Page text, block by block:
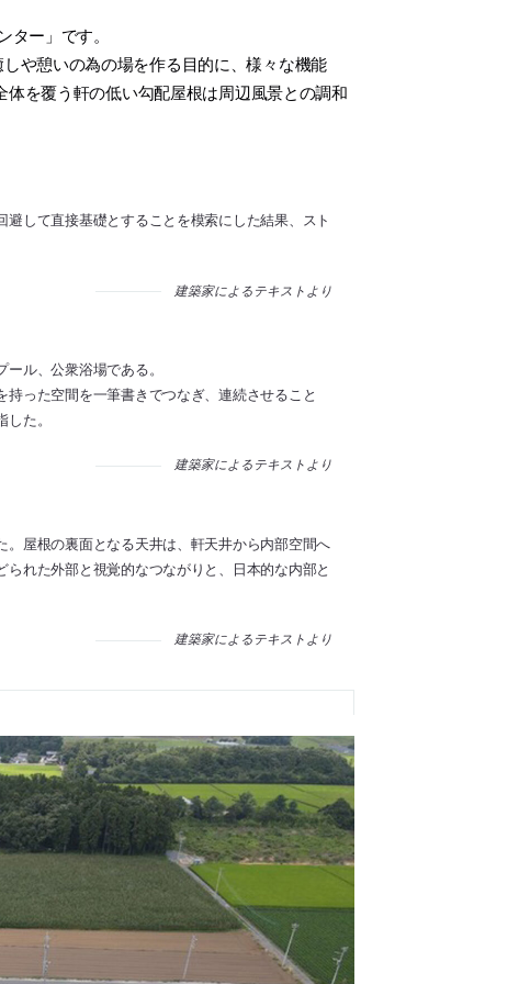
ー」です。
や憩いの為の場を作る目的に、様々な機能
体を覆う軒の低い勾配屋根は周辺風景との調和
して直接基礎とすることを模索にした結果、スト
建築家によるテキストより
ル、公衆浴場である。
った空間を一筆書きでつなぎ、連続させること
た。
建築家によるテキストより
屋根の裏面となる天井は、軒天井から内部空間へ
れた外部と視覚的なつながりと、日本的な内部と
建築家によるテキストより